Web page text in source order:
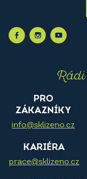
PRO
ZÁKAZNÍKY
info@sklizeno.cz
KARIÉRA
prace@sklizeno.cz